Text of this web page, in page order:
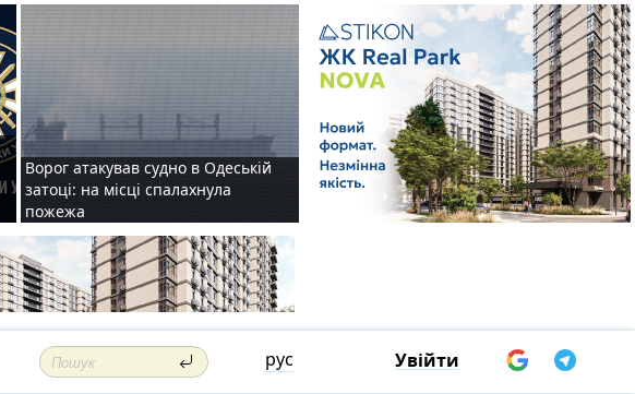
Ворог атакував судно в Одеській
затоці: на місці спалахнула
пожежа
рус Увійти